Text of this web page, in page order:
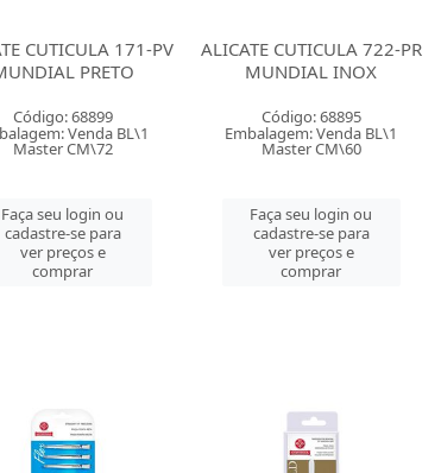
CUTICULA 171-PV
PRETO
Código: 68899
Venda BL\1
Master CM\72
Faça seu login ou
cadastre-se para
ver preços e
comprar
ALICATE CUTICULA 722-PR
MUNDIAL INOX
Código: 68895
Embalagem: Venda BL\1
Master CM\60
Faça seu login ou
cadastre-se para
ver preços e
comprar